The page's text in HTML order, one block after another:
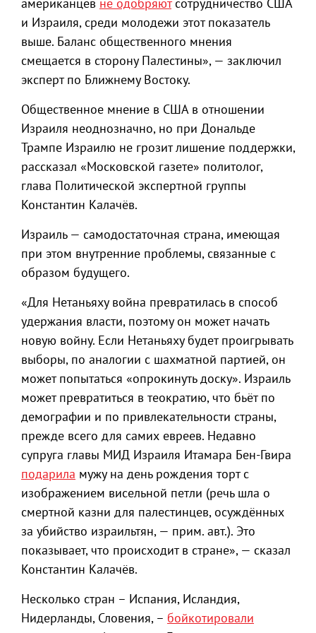
американцев не одобряютсотрудничество США
и Израиля, среди молодежи этот показатель
выше. Баланс общественного мнения
смещается в сторону Палестины», — заключил
эксперт по Ближнему Востоку.
Общественное мнение в США в отношении
Израиля неоднозначно, но при Дональде
Трампе Израилю не грозит лишение поддержки,
рассказал «Московской газете» политолог,
глава Политической экспертной группы
Константин Калачёв.
Израиль — самодостаточная страна, имеющая
при этом внутренние проблемы, связанные с
образом будущего.
«Для Нетаньяху война превратилась в способ
удержания власти, поэтому он может начать
новую войну. Если Нетаньяху будет проигрывать
выборы, по аналогии с шахматной партией, он
может попытаться «опрокинуть доску». Израиль
может превратиться в теократию, что бьёт по
демографии и по привлекательности страны,
прежде всего для самих евреев. Недавно
супруга главы МИД Израиля Итамара Бен-Гвира
подарила мужу на день рождения торт с
изображением висельной петли (речь шла о
смертной казни для палестинцев, осуждённых
за убийство израильтян, — прим. авт.). Это
показывает, что происходит в стране», — сказал
Константин Калачёв.
Несколько стран – Испания, Исландия,
Нидерланды, Словения, – бойкотировали